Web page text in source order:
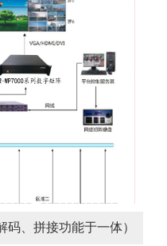
、拼接功能于一体）